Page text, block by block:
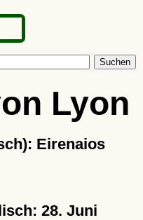
Suchen
Lyon
Eirenaios
28. Juni